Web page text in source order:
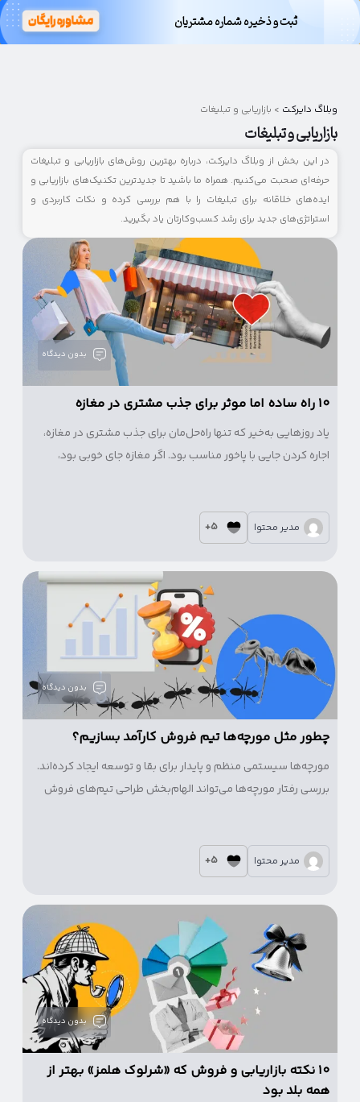
وبلاگ دایرکت
وبلاگ دایرکت > بازاریابی و تبلیغات
بازاریابی و تبلیغات
در این بخش از وبلاگ دایرکت، درباره بهترین روش‌های بازاریابی و تبلیغات
حرفه‌ای صحبت می‌کنیم. همراه ما باشید تا جدیدترین تکنیک‌های بازاریابی و
ایده‌های خلاقانه برای تبلیغات را با هم بررسی کرده و نکات کاربردی و
استراتژی‌های جدید برای رشد کسب‌وکارتان یاد بگیرید.
بدون دیدگاه
۱۰ راه ساده اما موثر برای جذب مشتری در مغازه
یاد روزهایی به‌خیر که تنها راه‌حل‌مان برای جذب مشتری در مغازه،
اجاره کردن جایی با پاخور مناسب بود. اگر مغازه جای خوبی بود،
مدیر محتوا 5+
بدون دیدگاه
چطور مثل مورچه‌ها تیم فروش کارآمد بسازیم؟
مورچه‌ها سیستمی منظم و پایدار برای بقا و توسعه ایجاد کرده‌اند.
بررسی رفتار مورچه‌ها می‌تواند الهام‌بخش طراحی تیم‌های فروش
مدیر محتوا 5+
بدون دیدگاه
۱۰ نکته بازاریابی و فروش که «شرلوک هلمز» بهتر از
همه بلد بود
ثبت و ذخیره شماره مشتریان